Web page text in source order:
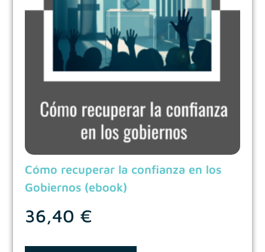
Cómo recuperar la confianza en los
Gobiernos (ebook)
36,40 €